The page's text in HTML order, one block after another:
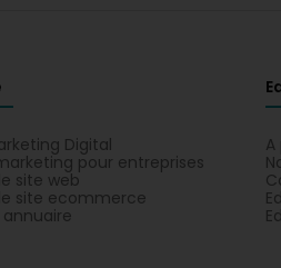
Digital
pour entreprises
site web
site ecommerce